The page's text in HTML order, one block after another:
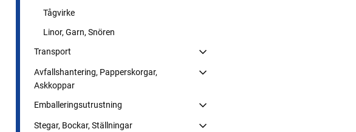
Tågvirke
Linor, Garn, Snören
Transport
Avfallshantering, Papperskorgar,
Askkoppar
Emballeringsutrustning
Stegar, Bockar, Ställningar